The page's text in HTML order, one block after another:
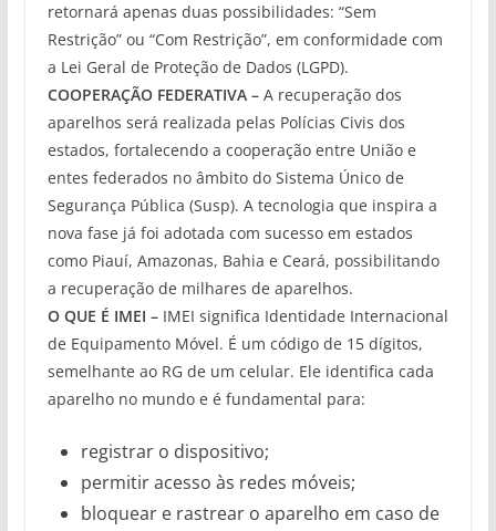
retornará apenas duas possibilidades: “Sem
Restrição” ou “Com Restrição”, em conformidade com
a Lei Geral de Proteção de Dados (LGPD).
COOPERAÇÃO FEDERATIVA –A recuperação dos
aparelhos será realizada pelas Polícias Civis dos
estados, fortalecendo a cooperação entre União e
entes federados no âmbito do Sistema Único de
Segurança Pública (Susp). A tecnologia que inspira a
nova fase já foi adotada com sucesso em estados
como Piauí, Amazonas, Bahia e Ceará, possibilitando
a recuperação de milhares de aparelhos.
O QUE É IMEI –IMEI significa Identidade Internacional
de Equipamento Móvel. É um código de 15 dígitos,
semelhante ao RG de um celular. Ele identifica cada
aparelho no mundo e é fundamental para:
registrar o dispositivo;
permitir acesso às redes móveis;
bloquear e rastrear o aparelho em caso de